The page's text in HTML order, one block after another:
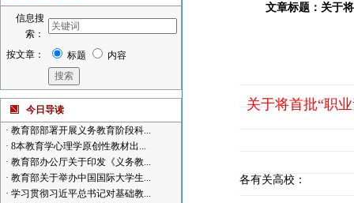
信息搜
索：
按文章：
标题 内容
今日导读
· 教育部部署开展义务教育阶段科...
· 8本教育学心理学原创性教材出...
· 教育部办公厅关于印发《义务教...
· 教育部关于举办中国国际大学生...
· 学习贯彻习近平总书记对基础教...
文章标题：关于
关于将首批“职
各有关高校：